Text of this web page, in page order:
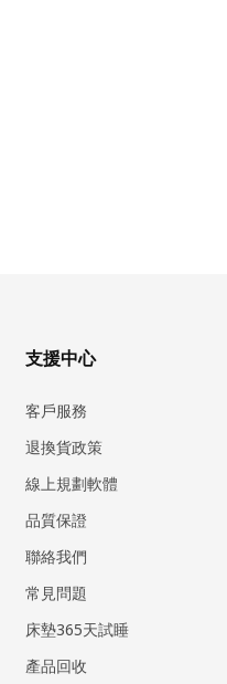
支援中心
客戶服務
退換貨政策
線上規劃軟體
品質保證
聯絡我們
常見問題
床墊365天試睡
產品回收